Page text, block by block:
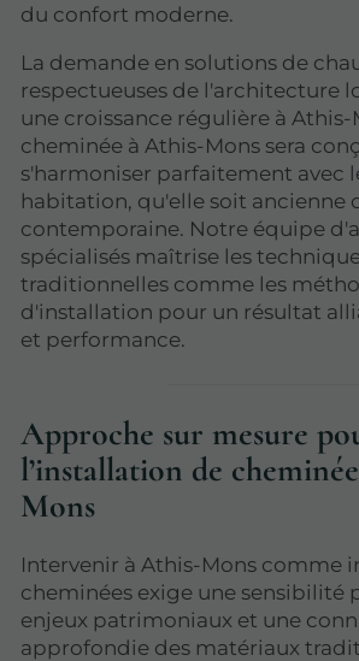
du confort moderne.
La demande en solutions de
respectueuses de l'architecture
une croissance régulière à Athis-
cheminée à Athis-Mons sera
s'harmoniser parfaitement avec
habitation, qu'elle soit ancienne
contemporaine. Notre équipe
spécialisés maîtrise les
traditionnelles comme les
d'installation pour un résultat
et performance.
Approche sur mesure
l’installation de
Mons
Intervenir à Athis-Mons comme
cheminées exige une sensibilité
enjeux patrimoniaux et une
approfondie des matériaux